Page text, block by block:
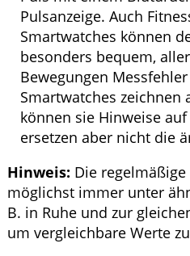
Pulsanzeige. Auch
Smartwatches können
besonders bequem,
Bewegungen
Smartwatches zeichnen
können sie Hinweise
ersetzen aber nicht die
Hinweis: Die
möglichst immer unter
B. in Ruhe und zur
um vergleichbare Werte